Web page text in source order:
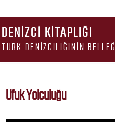
DENIZCI KITAPLIĞI
TÜRK DENIZCILIĞININ BELLEĞI
Ufuk Yolculuğu